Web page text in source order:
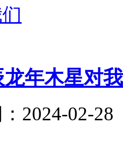
龙年木星对
2024-02-28